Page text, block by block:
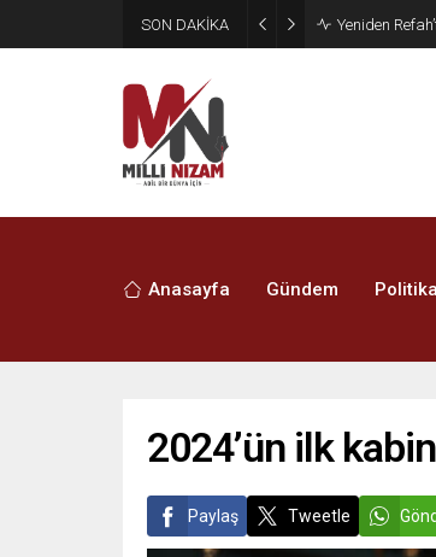
SON DAKİKA CHP’de
Anasayfa Gündem Politika
2024’ün ilk
Paylaş Tweetle